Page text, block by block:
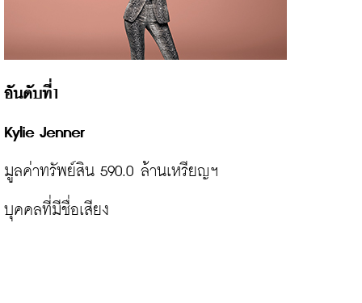
อันดับที่1
มูลค่าทรัพย์สิน 590.0 ล้านเหรียญฯ
บุคคลที่มีชื่อเสียง